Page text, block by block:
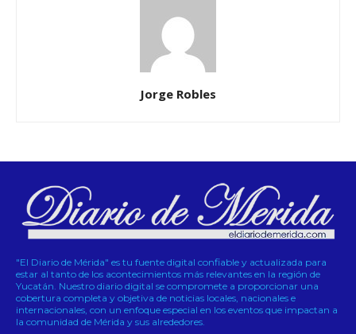
Jorge Robles
"El Diario de Mérida" es tu fuente digital confiable y actualizada para
estar al tanto de los acontecimientos más relevantes en la región de
Yucatán. Nuestro diario digital se compromete a proporcionar una
cobertura completa y objetiva de noticias locales, nacionales e
internacionales, con un enfoque especial en los eventos que impactan a
la comunidad de Mérida y sus alrededores.